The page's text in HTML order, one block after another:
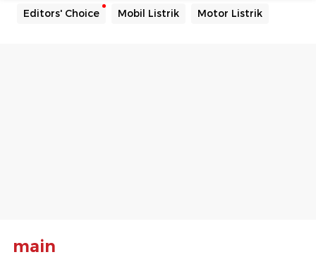
Editors' Choice Mobil Listrik Motor Listrik
main